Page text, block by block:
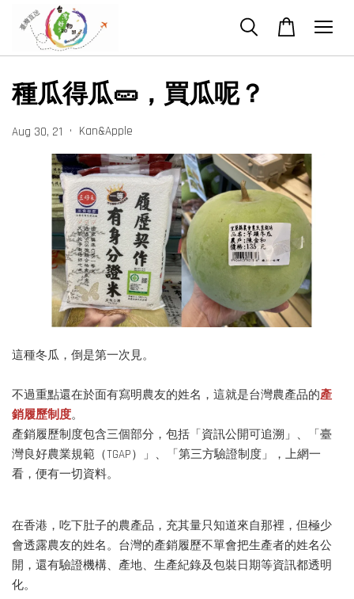
種瓜得瓜🥒，買瓜呢？
Aug 30, 21 • Kan&Apple
這種冬瓜，倒是第一次見。
不過重點還在於面有寫明農友的姓名，這就是台灣農產品的產
銷履歷制度。
產銷履歷制度包含三個部分，包括「資訊公開可追溯」、「臺
灣良好農業規範（TGAP）」、「第三方驗證制度」，上網一
看，便有一切資料。
在香港，吃下肚子的農產品，充其量只知道來自那裡，但極少
會透露農友的姓名。台灣的產銷履歷不單會把生產者的姓名公
開，還有驗證機構、產地、生產紀錄及包裝日期等資訊都透明
化。